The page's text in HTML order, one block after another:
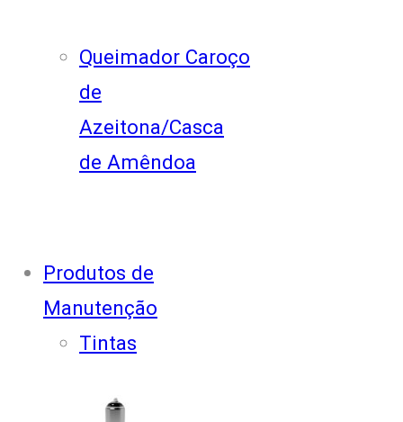
Queimador Caroço
de
Azeitona/Casca
de Amêndoa
Produtos de
Manutenção
Tintas